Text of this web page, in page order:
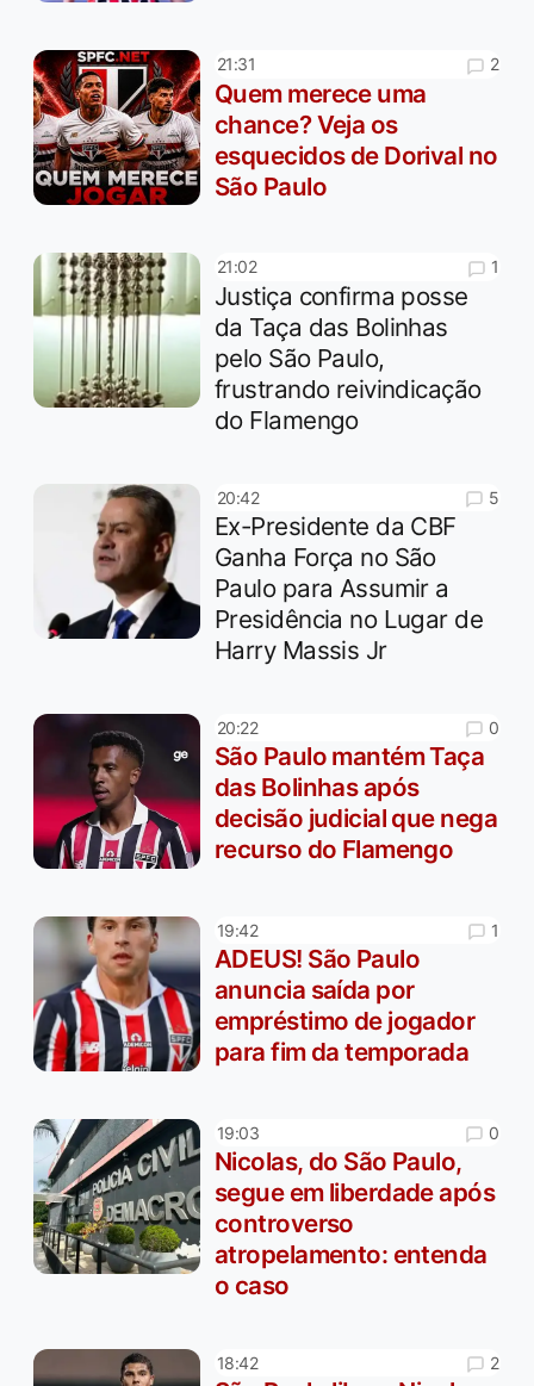
21:31 2
Quem merece uma
chance? Veja os
esquecidos de Dorival no
São Paulo
21:02 1
Justiça confirma posse
da Taça das Bolinhas
pelo São Paulo,
frustrando reivindicação
do Flamengo
20:42 5
Ex-Presidente da CBF
Ganha Força no São
Paulo para Assumir a
Presidência no Lugar de
Harry Massis Jr
20:22 0
São Paulo mantém Taça
das Bolinhas após
decisão judicial que nega
recurso do Flamengo
19:42 1
ADEUS! São Paulo
anuncia saída por
empréstimo de jogador
para fim da temporada
19:03 0
Nicolas, do São Paulo,
segue em liberdade após
controverso
atropelamento: entenda
o caso
18:42 2